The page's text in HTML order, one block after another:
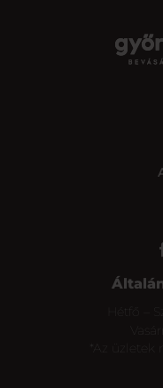
*Az üzletek